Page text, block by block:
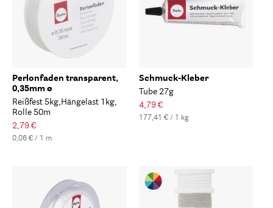
Perlonfaden transparent,
0,35mm ø
Reißfest 5kg,Hängelast 1kg,
Rolle 50m
2,79 €
0,06 € / 1 m
Schmuck-Kleber
Tube 27g
4,79 €
177,41 € / 1 kg